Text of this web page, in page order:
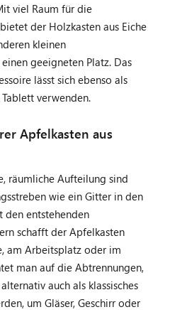
viel Raum für die
der Holzkasten aus Eiche
kleinen
geeigneten Platz. Das
lässt sich ebenso als
verwenden.
Apfelkasten aus
räumliche Aufteilung sind
wie ein Gitter in den
den entstehenden
schafft der Apfelkasten
am Arbeitsplatz oder im
man auf die Abtrennungen,
auch als klassisches
um Gläser, Geschirr oder